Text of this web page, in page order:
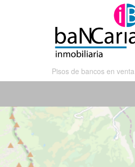
Pisos de bancos en venta